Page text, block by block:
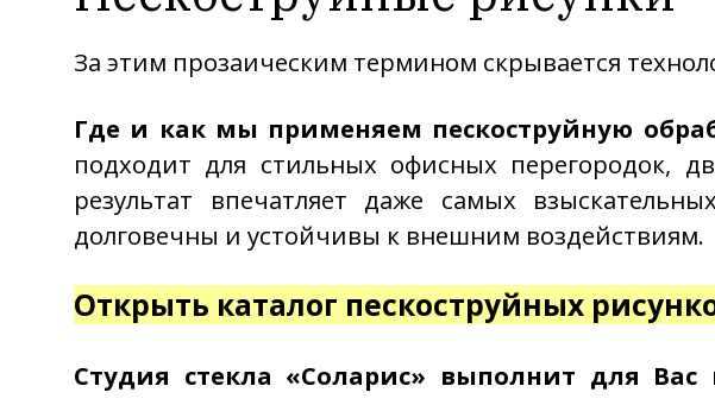
За этим прозаическим термином скрывается
Где и как мы применяем пескоструйную
подходит для стильных офисных перегородок,
результат впечатляет даже самых
долговечны и устойчивы к внешним воздействиям.
Открыть каталог пескоструйных
Студия стекла «Соларис» выполнит для